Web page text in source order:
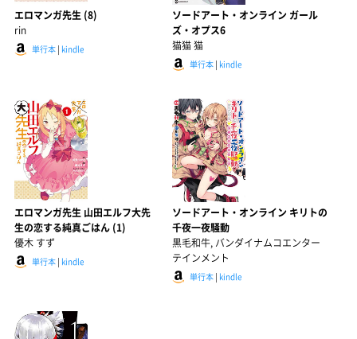
エロマンガ先生 (8)
rin
単行本 | kindle
ソードアート・オンライン ガール
ズ・オプス6
猫猫 猫
単行本| kindle
エロマンガ先生 山田エルフ大先
生の恋する純真ごはん (1)
優木 すず
単行本 | kindle
ソードアート・オンライン キリトの
千夜一夜騒動
黒毛和牛, バンダイナムコエンター
テインメント
単行本| kindle